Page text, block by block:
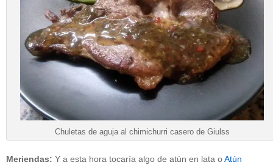
Chuletas de aguja al chimichurri casero de Giulss
Meriendas: Y a esta hora tocaría algo de atún en lata oAtún